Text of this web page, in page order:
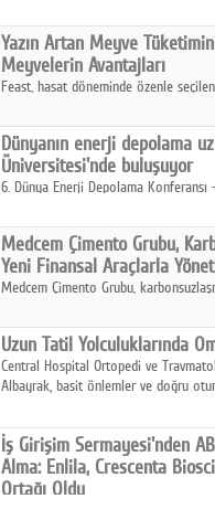
ekonomi ile gerçek dünya alışveriş
kurmayı hedefleyen vizyonuyla
Yazın Artan Meyve
Meyvelerin Avantajları
Feast, hasat döneminde özenle
pratik, güvenilir ve lezzetli bir
Dünyanın enerji depolama
Üniversitesi'nde buluşuyor
6. Dünya Enerji Depolama Konferansı
sahipliğinde gerçekleştirilecek.
Medcem Çimento Grubu,
Yeni Finansal Araçlarla
Medcem Çimento Grubu,
Uzun Tatil Yolculuklarında
Central Hospital Ortopedi ve
Albayrak, basit önlemler ve doğru
İş Girişim Sermayesi'nden
Alma: Enlila, Crescenta
Ortağı Oldu